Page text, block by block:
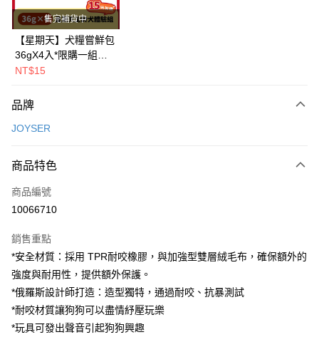
街口支付
悠遊付
Google Pay
AFTEE先享後付
相關說明
AFTEE先享後付是「在收到商品之後才付款」的支付方式。 讓您購物簡單
便利好安心！
２．便利：只要手機號碼，簡訊認證，即可結帳。
３．安心：先確認商品／服務後，再付款。
【「AFTEE先享後付」結帳流程】
結帳頁面，進行簡訊認證並確認金額後，即可完成結帳。
２．訂單成立數日內，您將收到繳費通知簡訊。
３．收到繳費通知簡訊後14天內，點擊此簡訊中的連結，可透過四大超商／
ATM／網路銀行／等多元方式進行付款，方視為交易完成。
※ 請注意：結帳手續完成當下不需立刻繳費，但若您需要取消訂單，請聯絡
購買商品的店家。未經商家同意取消之訂單仍視為有效，需透過AFTEE先享
運送方式
全家取貨付款
每筆NT$80，滿NT$2,000(含以上)免運費
付款後全家取貨
每筆NT$80，滿NT$2,000(含以上)免運費
7-11取貨付款
每筆NT$80，滿NT$2,000(含以上)免運費
售完補貨中
【星期天】犬糧嘗鮮包
36gX4入*限購一組｜
鱈+鮭+牛+羊（效期
NT$15
品牌
JOYSER
商品特色
商品編號
10066710
銷售重點
*安全材質：採用 TPR耐咬橡膠，與加強型雙層絨毛布，確保額外的
強度與耐用性，提供額外保護。
*俄羅斯設計師打造：造型獨特，通過耐咬、抗暴測試
*耐咬材質讓狗狗可以盡情紓壓玩樂
*玩具可發出聲音引起狗狗興趣